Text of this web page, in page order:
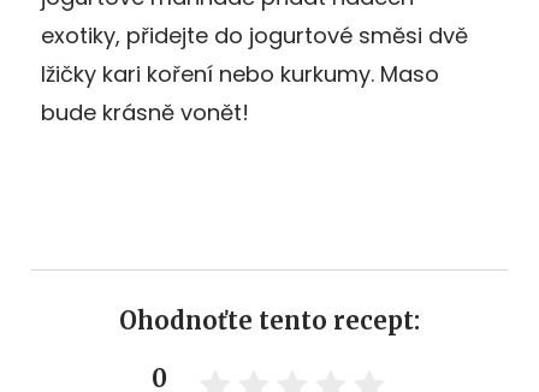
exotiky, přidejte do jogurtové směsi dvě
lžičky kari koření nebo kurkumy. Maso
bude krásně vonět!
Ohodnoťte tento recept:
0